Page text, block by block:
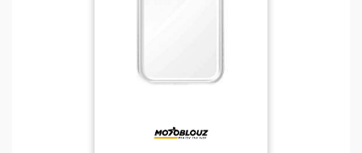
recharge sans filFacile à
installer et à retirer